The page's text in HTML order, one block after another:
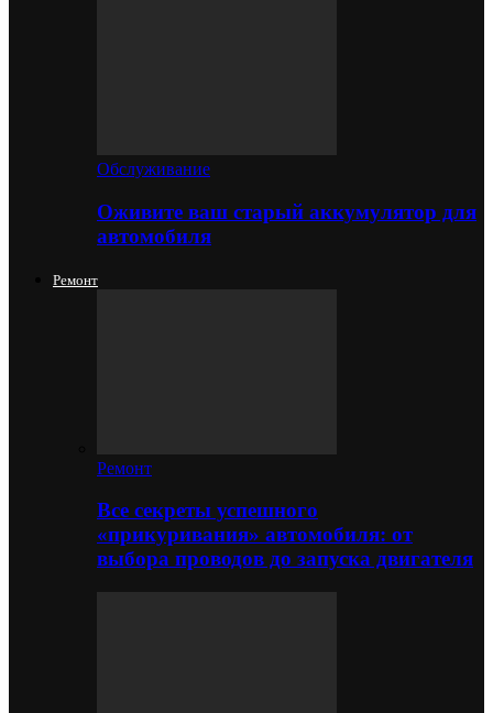
Обслуживание
Оживите ваш старый аккумулятор для
автомобиля
Ремонт
Ремонт
Все секреты успешного
«прикуривания» автомобиля: от
выбора проводов до запуска двигателя